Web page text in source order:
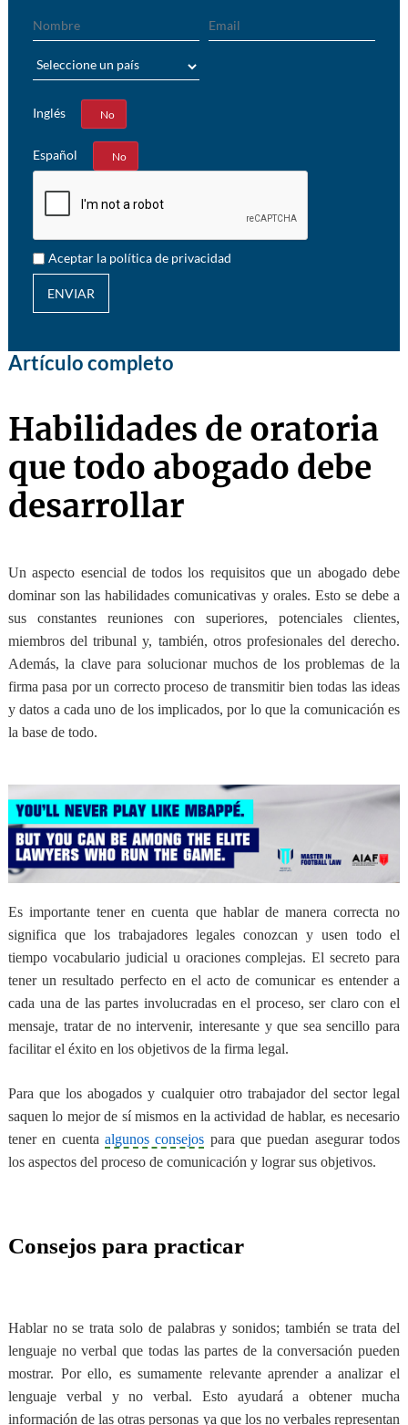
Inglés
Sí No
Español
Sí No
Aceptar la política de privacidad
ENVIAR
Artículo completo
Habilidades de oratoria
que todo abogado debe
desarrollar
Un aspecto esencial de todos los requisitos que un abogado debe
dominar son las habilidades comunicativas y orales. Esto se debe a
sus constantes reuniones con superiores, potenciales clientes,
miembros del tribunal y, también, otros profesionales del derecho.
Además, la clave para solucionar muchos de los problemas de la
firma pasa por un correcto proceso de transmitir bien todas las ideas
y datos a cada uno de los implicados, por lo que la comunicación es
la base de todo.
Es importante tener en cuenta que hablar de manera correcta no
significa que los trabajadores legales conozcan y usen todo el
tiempo vocabulario judicial u oraciones complejas. El secreto para
tener un resultado perfecto en el acto de comunicar es entender a
cada una de las partes involucradas en el proceso, ser claro con el
mensaje, tratar de no intervenir, interesante y que sea sencillo para
facilitar el éxito en los objetivos de la firma legal.
Para que los abogados y cualquier otro trabajador del sector legal
saquen lo mejor de sí mismos en la actividad de hablar, es necesario
tener en cuenta algunos consejos para que puedan asegurar todos
los aspectos del proceso de comunicación y lograr sus objetivos.
Consejos para practicar
Hablar no se trata solo de palabras y sonidos; también se trata del
lenguaje no verbal que todas las partes de la conversación pueden
mostrar. Por ello, es sumamente relevante aprender a analizar el
lenguaje verbal y no verbal. Esto ayudará a obtener mucha
información de las otras personas ya que los no verbales representan